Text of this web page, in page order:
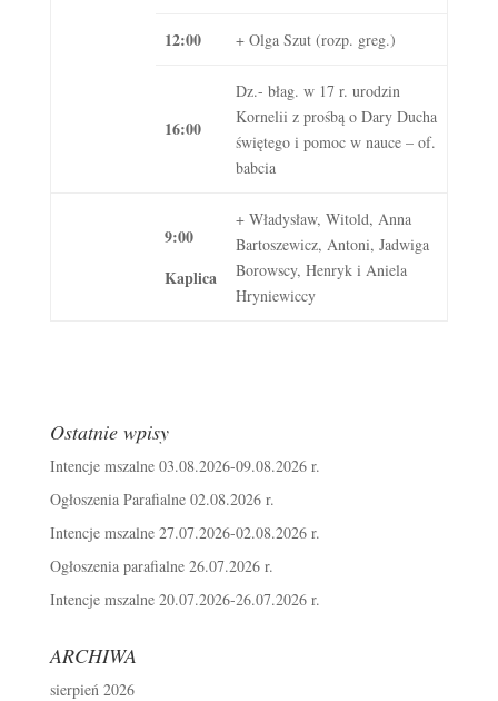
12:00 + Olga Szut (rozp. greg.)
16:00
Dz.- błag. w 17 r. urodzin
Kornelii z prośbą o Dary Ducha
świętego i pomoc w nauce – of.
babcia
9:00
Kaplica
+ Władysław, Witold, Anna
Bartoszewicz, Antoni, Jadwiga
Borowscy, Henryk i Aniela
Hryniewiccy
Ostatnie wpisy
Intencje mszalne 03.08.2026-09.08.2026 r.
Ogłoszenia Parafialne 02.08.2026 r.
Intencje mszalne 27.07.2026-02.08.2026 r.
Ogłoszenia parafialne 26.07.2026 r.
Intencje mszalne 20.07.2026-26.07.2026 r.
ARCHIWA
sierpień 2026